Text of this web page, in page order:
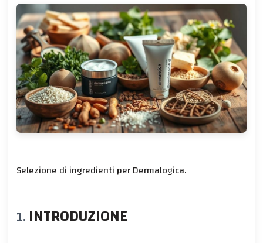
Selezione di ingredienti per Dermalogica.
INTRODUZIONE